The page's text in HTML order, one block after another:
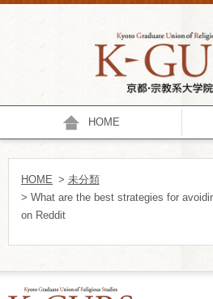
HOME
HOME > 未分類
> What are the best strategies for
on Reddit